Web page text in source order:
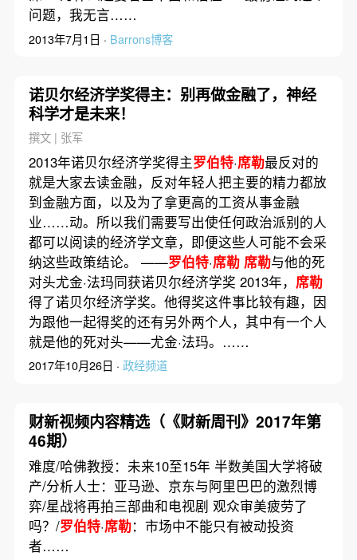
问题，我无言……
2013年7月1日 · Barrons博客
诺贝尔经济学奖得主：别再做金融了，神经
科学才是未来！
撰文 | 张军
2013年诺贝尔经济学奖得主罗伯特·席勒最反对的
就是大家去读金融，反对年轻人把主要的精力都放
到金融方面，以及为了拿更高的工资从事金融
业……动。所以我们需要写出使任何政治派别的人
都可以阅读的经济学文章，即便这些人可能不会采
纳这些政策结论。 ——罗伯特·席勒 席勒与他的死
对头尤金·法玛同获诺贝尔经济学奖 2013年， 席勒
得了诺贝尔经济学奖。他得奖这件事比较有趣，因
为跟他一起得奖的还有另外两个人，其中有一个人
就是他的死对头——尤金·法玛。……
2017年10月26日 · 政经频道
财新视频内容精选（《财新周刊》2017年第
46期）
难度/哈佛教授：未来10至15年 半数美国大学将破
产/分析人士：亚马逊、京东与阿里巴巴的激烈博
弈/星战将再拍三部曲和电视剧 观众审美疲劳了
吗？/罗伯特·席勒：市场中不能只有被动投资
者……